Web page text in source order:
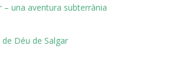
– una aventura subterrània
Déu de Salgar